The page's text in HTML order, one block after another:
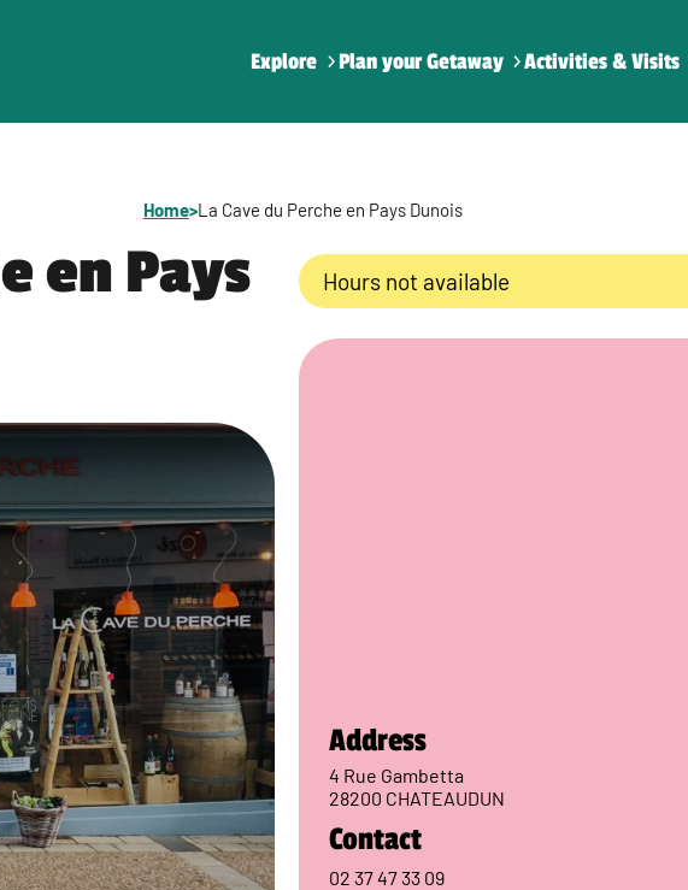
Explore Plan your Getaway Activities & Visits
Home>La Cave du Perche en Pays Dunois
en Pays
Hours not available
Address
4 Rue Gambetta
28200 CHATEAUDUN
Contact
02 37 47 33 09